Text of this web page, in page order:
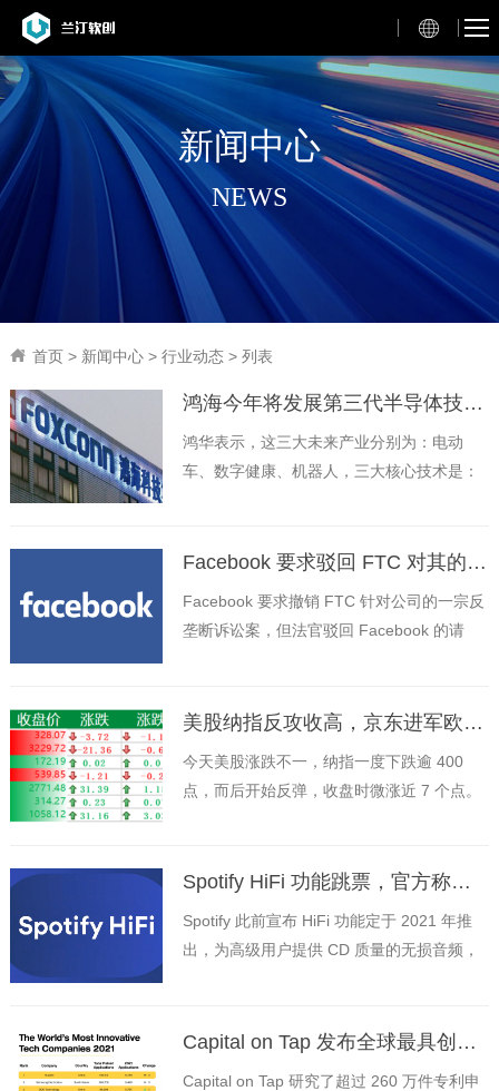
新闻中心
NEWS
首页> 新闻中心> 行业动态> 列表
鸿海今年将发展第三代半导体技术，建立机器人制造平台：布局 3+3 战略
鸿华表示，这三大未来产业分别为：电动
车、数字健康、机器人，三大核心技术是：
Facebook 要求驳回 FTC 对其的拆分诉讼，法院不同意
Facebook 要求撤销 FTC 针对公司的一宗反
垄断诉讼案，但法官驳回 Facebook 的请
Instagram 和 WhatsApp
美股纳指反攻收高，京东进军欧洲市场挑战亚马逊
今天美股涨跌不一，纳指一度下跌逾 400
点，而后开始反弹，收盘时微涨近 7 个点。
跌 6.74 点，跌幅为 0.14%，报收 4670.29
14942.83 点
Spotify HiFi 功能跳票，官方称仍在开发中
Spotify 此前宣布 HiFi 功能定于 2021 年推
出，为高级用户提供 CD 质量的无损音频，
Capital on Tap 发布全球最具创新企业排行榜：华为拿下第一，7 家中国企业上榜
Capital on Tap 研究了超过 260 万件专利申